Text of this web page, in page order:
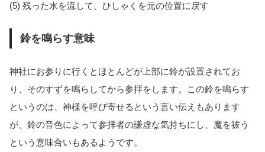
(5) 残った水を流して、ひしゃくを元の位置に戻す
鈴を鳴らす意味
神社にお参りに行くとほとんどが上部に鈴が設置されてお
り、そのすずを鳴らしてから参拝をします。この鈴を鳴らす
というのは、神様を呼び寄せるという言い伝えもあります
が、鈴の音色によって参拝者の謙虚な気持ちにし、魔を祓う
という意味合いもあるようです。